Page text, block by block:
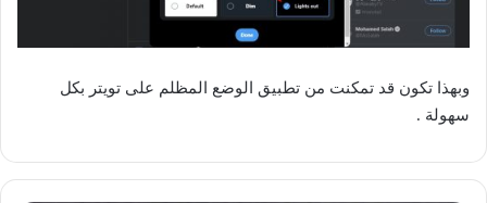
وبهذا تكون قد تمكنت من تطبيق الوضع المظلم على تويتر بكل
سهولة .